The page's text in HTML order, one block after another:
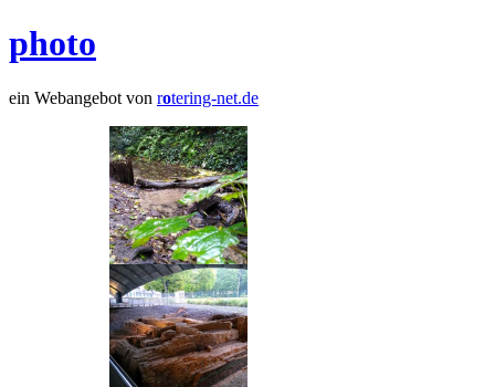
photo
ein Webangebot von rotering-net.de